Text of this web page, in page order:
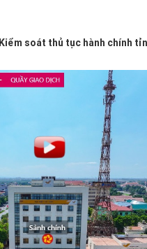
soát thủ tục hành chính